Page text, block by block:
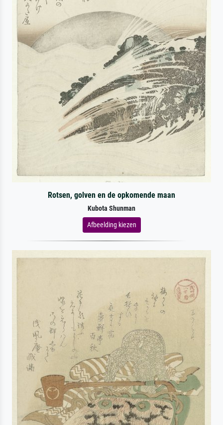
Rotsen, golven en de opkomende maan
Kubota Shunman
Afbeelding kiezen